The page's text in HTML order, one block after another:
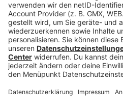
“Sie [Gunna und Young
Gewalt dirigieren“,
der
lautRap-Up. “Sie lenken